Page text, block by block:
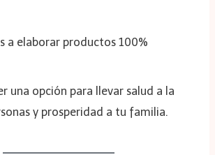
a elaborar productos 100%
una opción para llevar salud a la
y prosperidad a tu familia.